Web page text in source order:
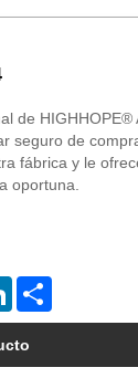
de HIGHHOPE®
seguro de
fábrica y le
oportuna.
LinkedIn